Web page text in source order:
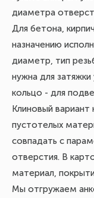
диаметра
Для бетона,
назначению
диаметр, тип
нужна для
кольцо - для
Клиновый вариант
пустотелых
совпадать с
отверстия. В
материал,
Мы отгружаем